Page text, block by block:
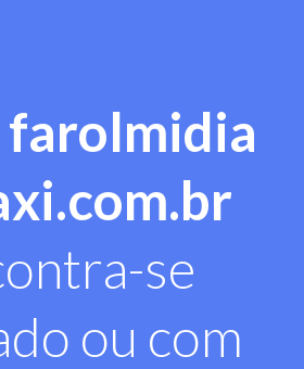
farolmidia
se
ou com